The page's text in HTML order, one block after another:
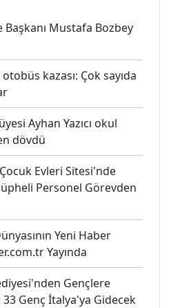
Başkanı Mustafa Bozbey
kazası: Çok sayıda
Ayhan Yazıcı okul
dövdü
Evleri Sitesi'nde
Personel Görevden
Yeni Haber
Yayında
Gençlere
33 Genç İtalya'ya Gidecek